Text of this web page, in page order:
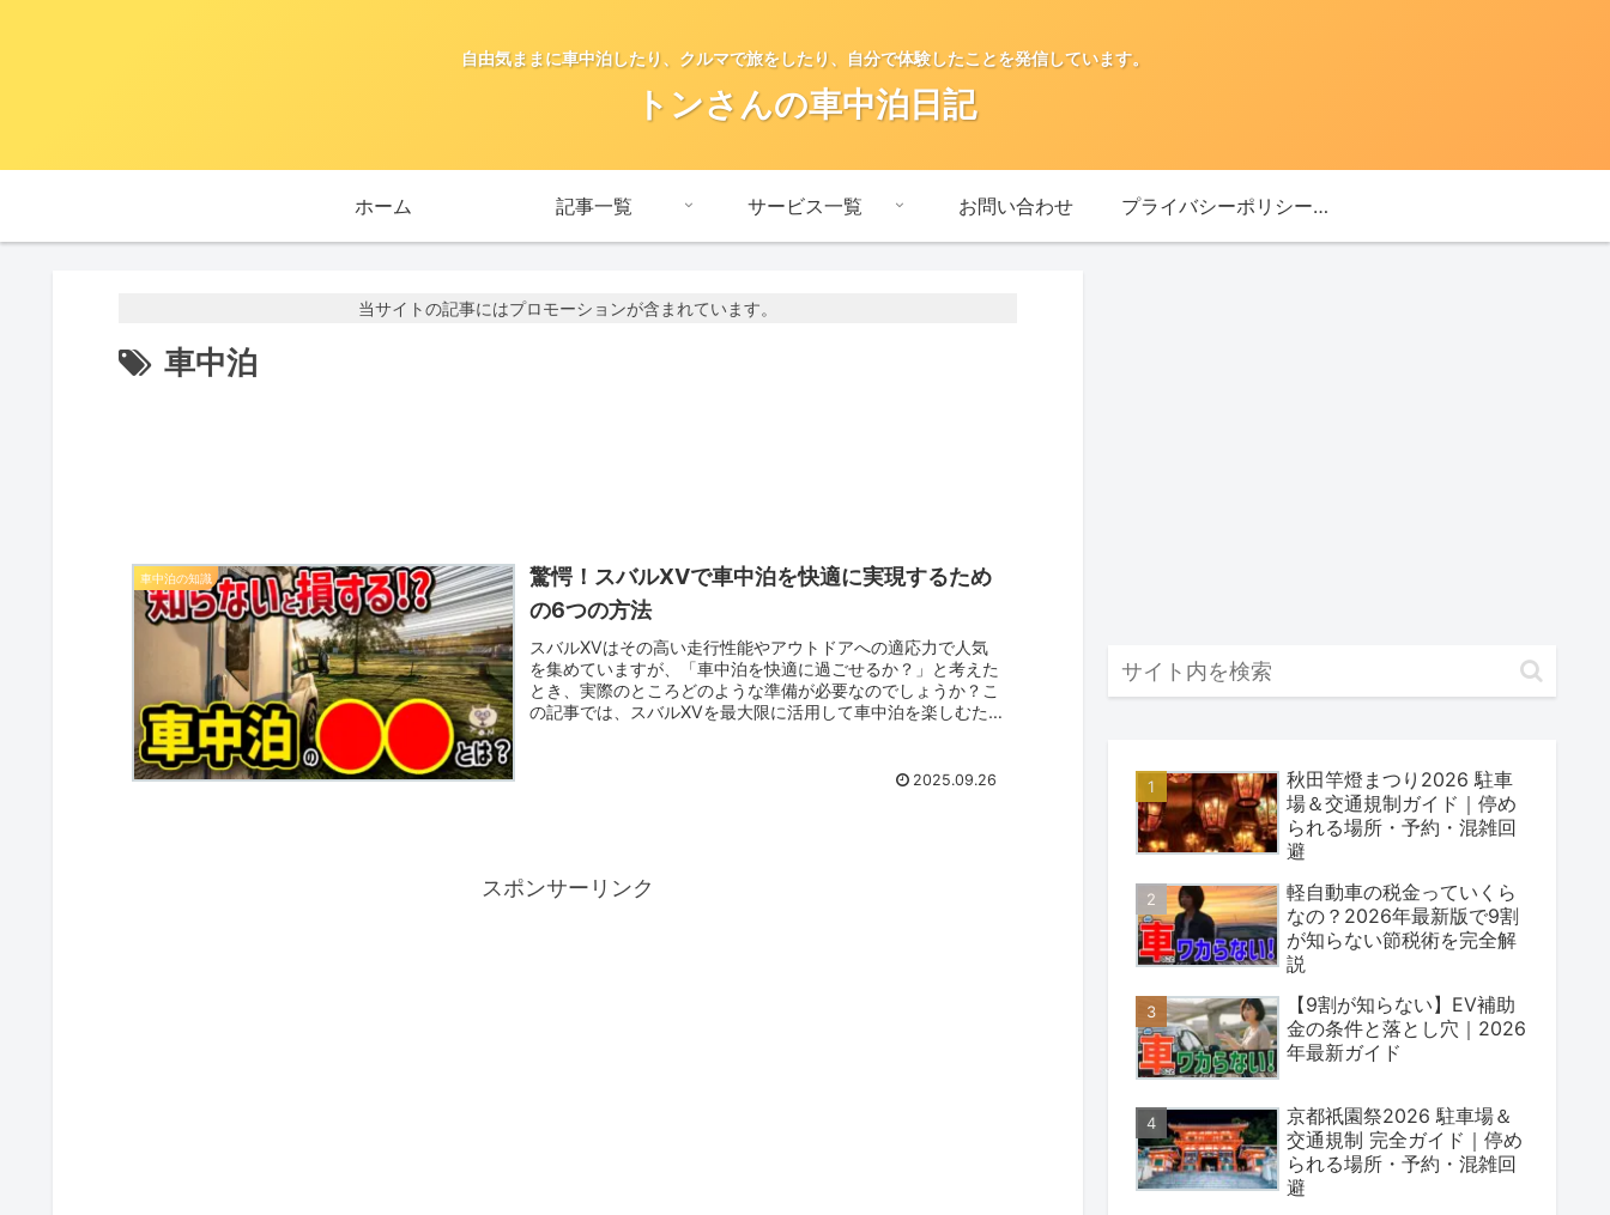
自由気ままに車中泊したり、クルマで旅をしたり、自分で体験したことを発信しています。
トンさんの車中泊日記
ホーム 記事一覧 サービス一覧 お問い合わせ プライバシーポリシー・免責事項
当サイトの記事にはプロモーションが含まれています。
車中泊
車中泊の知識
驚愕！スバルXVで車中泊を快適に実現するため
の6つの方法
スバルXVはその高い走行性能やアウトドアへの適応力で人気
を集めていますが、「車中泊を快適に過ごせるか？」と考えた
とき、実際のところどのような準備が必要なのでしょうか？こ
の記事では、スバルXVを最大限に活用して車中泊を楽しむた
2025.09.26
スポンサーリンク
秋田竿燈まつり2026 駐車
場＆交通規制ガイド｜停め
られる場所・予約・混雑回
避
軽自動車の税金っていくら
なの？2026年最新版で9割
が知らない節税術を完全解
説
【9割が知らない】EV補助
金の条件と落とし穴｜2026
年最新ガイド
京都祇園祭2026 駐車場＆
交通規制 完全ガイド｜停め
られる場所・予約・混雑回
避